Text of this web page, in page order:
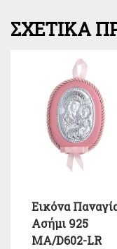
ΣΧΕΤΙΚΆ
Εικόνα
Ασήμι 925
MA/D602-LR